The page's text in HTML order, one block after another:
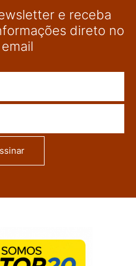
e receba
direto no